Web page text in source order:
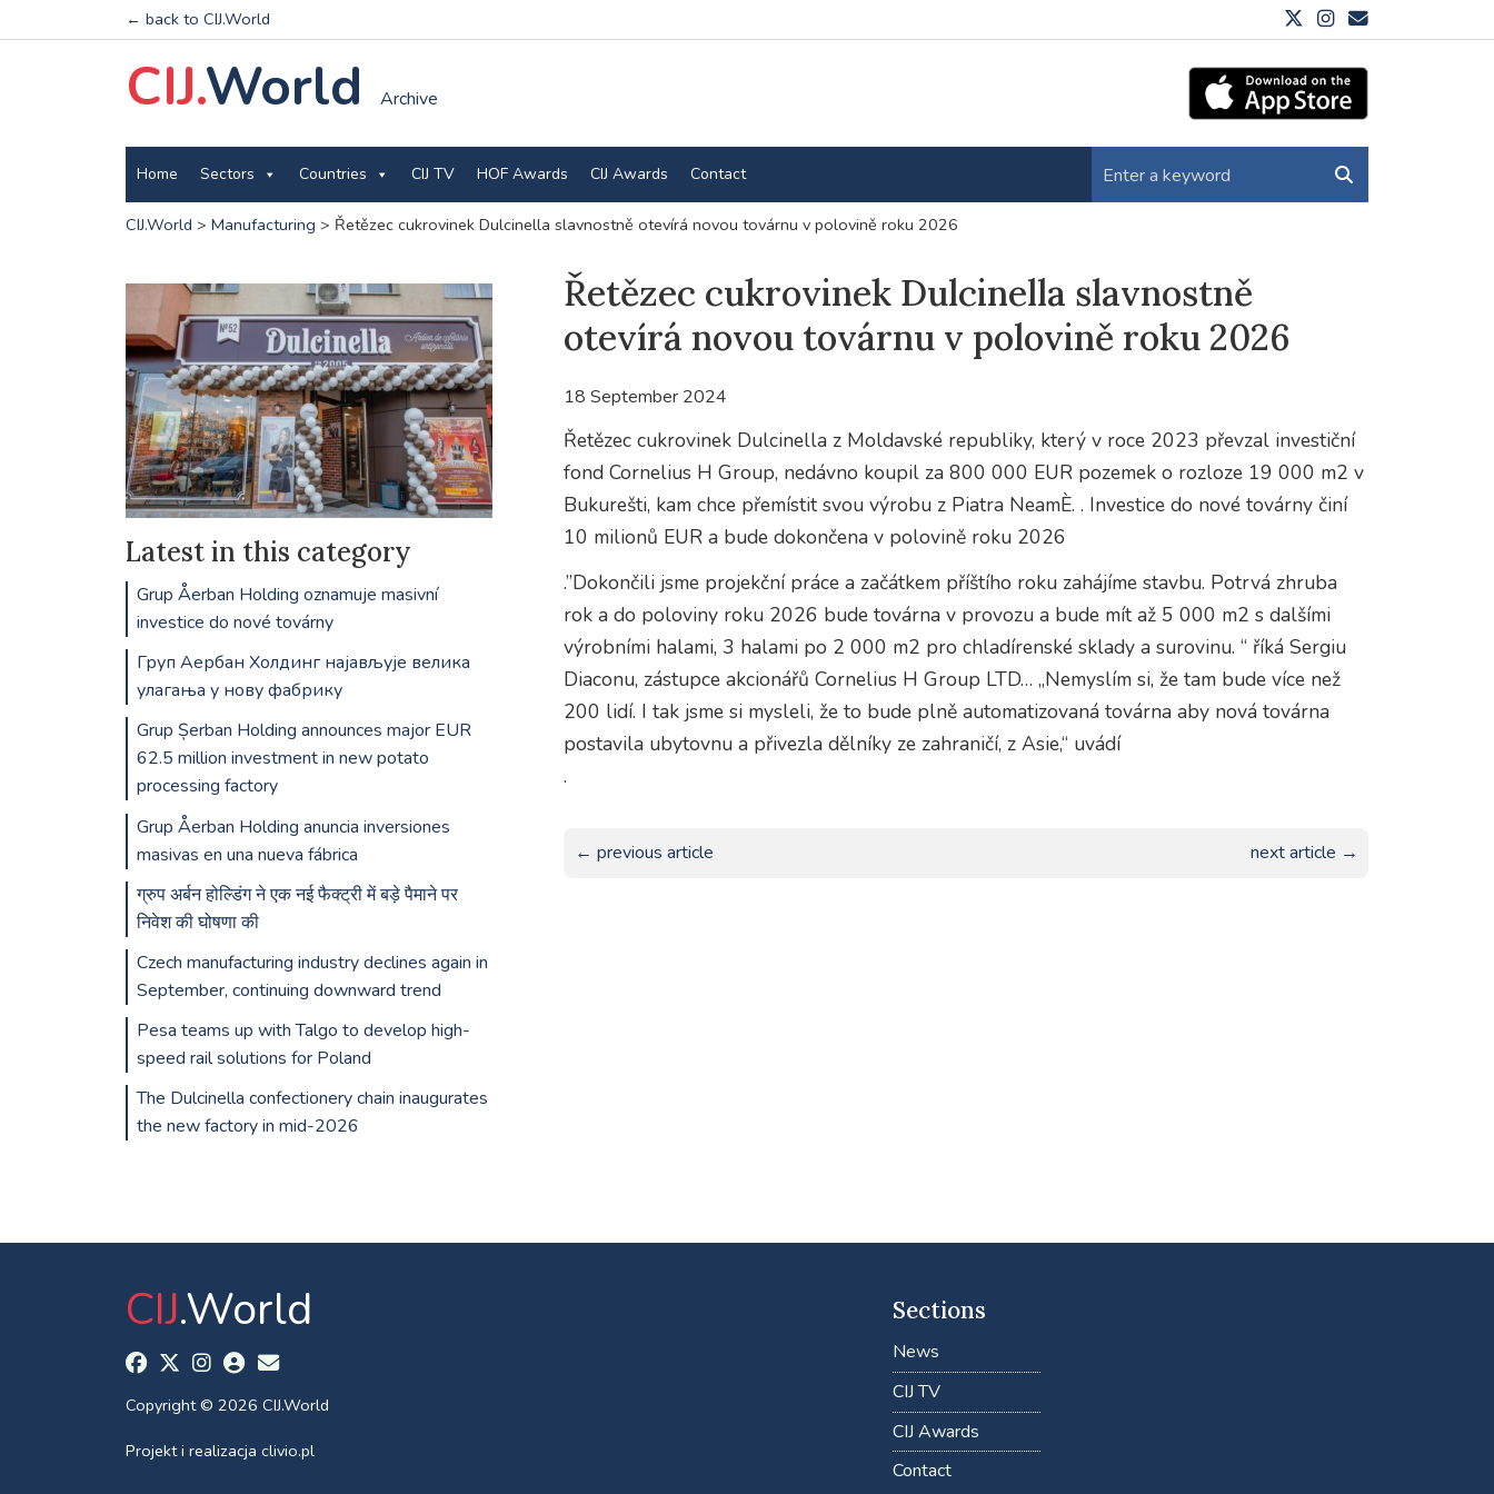
← back to CIJ.World
CIJ.World Archive
Home Sectors Countries CIJ TV HOF Awards CIJ Awards Contact
CIJ.World > Manufacturing > Řetězec cukrovinek Dulcinella slavnostně otevírá novou továrnu v polovině roku 2026
Řetězec cukrovinek Dulcinella slavnostně
otevírá novou továrnu v polovině roku 2026
18 September 2024
Řetězec cukrovinek Dulcinella z Moldavské republiky, který v roce 2023 převzal investiční
fond Cornelius H Group, nedávno koupil za 800 000 EUR pozemek o rozloze 19 000 m2 v
Bukurešti, kam chce přemístit svou výrobu z Piatra NeamÈ. . Investice do nové továrny činí
10 milionů EUR a bude dokončena v polovině roku 2026
.”Dokončili jsme projekční práce a začátkem příštího roku zahájíme stavbu. Potrvá zhruba
rok a do poloviny roku 2026 bude továrna v provozu a bude mít až 5 000 m2 s dalšími
výrobními halami, 3 halami po 2 000 m2 pro chladírenské sklady a surovinu. “ říká Sergiu
Diaconu, zástupce akcionářů Cornelius H Group LTD… „Nemyslím si, že tam bude více než
200 lidí. I tak jsme si mysleli, že to bude plně automatizovaná továrna aby nová továrna
postavila ubytovnu a přivezla dělníky ze zahraničí, z Asie,“ uvádí
.
← previous article next article →
Latest in this category
Grup Åerban Holding oznamuje masivní
investice do nové továrny
Груп Аербан Холдинг најављује велика
улагања у нову фабрику
Grup Șerban Holding announces major EUR
62.5 million investment in new potato
processing factory
Grup Åerban Holding anuncia inversiones
masivas en una nueva fábrica
ग्रुप अर्बन होल्डिंग ने एक नई फैक्ट्री में बड़े पैमाने पर
निवेश की घोषणा की
Czech manufacturing industry declines again in
September, continuing downward trend
Pesa teams up with Talgo to develop high-
speed rail solutions for Poland
The Dulcinella confectionery chain inaugurates
the new factory in mid-2026
CIJ.World
Copyright © 2026 CIJ.World
Projekt i realizacja clivio.pl
Sections
News
CIJ TV
CIJ Awards
Contact